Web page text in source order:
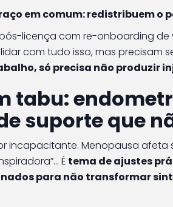
em comum: redistribuem o
licença com re-onboarding de
com tudo isso, mas precisam
só precisa não produzir
tabu:
suporte que
incapacitante. Menopausa
É tema de ajustes
para não transformar